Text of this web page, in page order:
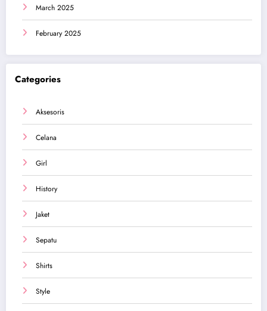
March 2025
February 2025
Categories
Aksesoris
Celana
Girl
History
Jaket
Sepatu
Shirts
Style